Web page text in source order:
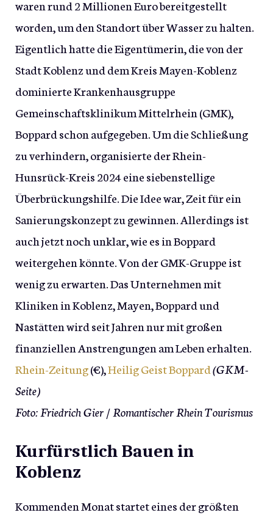
waren rund 2 Millionen Euro bereitgestellt
worden, um den Standort über Wasser zu halten.
Eigentlich hatte die Eigentümerin, die von der
Stadt Koblenz und dem Kreis Mayen-Koblenz
dominierte Krankenhausgruppe
Gemeinschaftsklinikum Mittelrhein (GMK),
Boppard schon aufgegeben. Um die Schließung
zu verhindern, organisierte der Rhein-
Hunsrück-Kreis 2024 eine siebenstellige
Überbrückungshilfe. Die Idee war, Zeit für ein
Sanierungskonzept zu gewinnen. Allerdings ist
auch jetzt noch unklar, wie es in Boppard
weitergehen könnte. Von der GMK-Gruppe ist
wenig zu erwarten. Das Unternehmen mit
Kliniken in Koblenz, Mayen, Boppard und
Nastätten wird seit Jahren nur mit großen
finanziellen Anstrengungen am Leben erhalten.
Rhein-Zeitung(€),Heilig Geist Boppard(GKM-
Seite)
Foto: Friedrich Gier / Romantischer Rhein Tourismus
Kurfürstlich Bauen in
Koblenz
Kommenden Monat startet eines der größten